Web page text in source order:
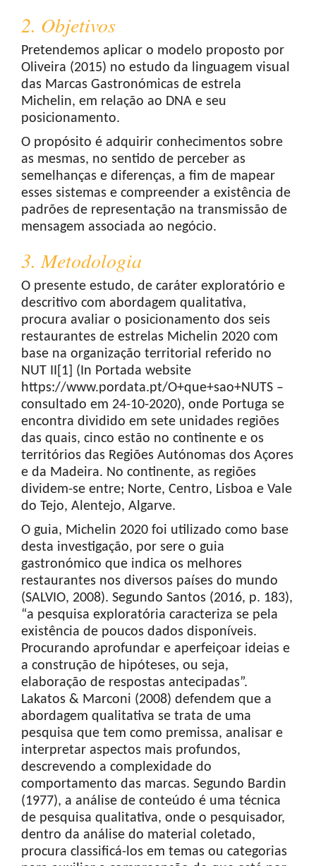
2. Objetivos
Pretendemos aplicar o modelo proposto por
Oliveira (2015) no estudo da linguagem visual
das Marcas Gastronómicas de estrela
Michelin, em relação ao DNA e seu
posicionamento.
O propósito é adquirir conhecimentos sobre
as mesmas, no sentido de perceber as
semelhanças e diferenças, a fim de mapear
esses sistemas e compreender a existência de
padrões de representação na transmissão de
mensagem associada ao negócio.
3. Metodologia
O presente estudo, de caráter exploratório e
descritivo com abordagem qualitativa,
procura avaliar o posicionamento dos seis
restaurantes de estrelas Michelin 2020 com
base na organização territorial referido no
NUT II[1] (In Portada website
https://www.pordata.pt/O+que+sao+NUTS –
consultado em 24-10-2020), onde Portuga se
encontra dividido em sete unidades regiões
das quais, cinco estão no continente e os
territórios das Regiões Autónomas dos Açores
e da Madeira. No continente, as regiões
dividem-se entre; Norte, Centro, Lisboa e Vale
do Tejo, Alentejo, Algarve.
O guia, Michelin 2020 foi utilizado como base
desta investigação, por sere o guia
gastronómico que indica os melhores
restaurantes nos diversos países do mundo
(SALVIO, 2008). Segundo Santos (2016, p. 183),
“a pesquisa exploratória caracteriza se pela
existência de poucos dados disponíveis.
Procurando aprofundar e aperfeiçoar ideias e
a construção de hipóteses, ou seja,
elaboração de respostas antecipadas”.
Lakatos & Marconi (2008) defendem que a
abordagem qualitativa se trata de uma
pesquisa que tem como premissa, analisar e
interpretar aspectos mais profundos,
descrevendo a complexidade do
comportamento das marcas. Segundo Bardin
(1977), a análise de conteúdo é uma técnica
de pesquisa qualitativa, onde o pesquisador,
dentro da análise do material coletado,
procura classificá-los em temas ou categorias